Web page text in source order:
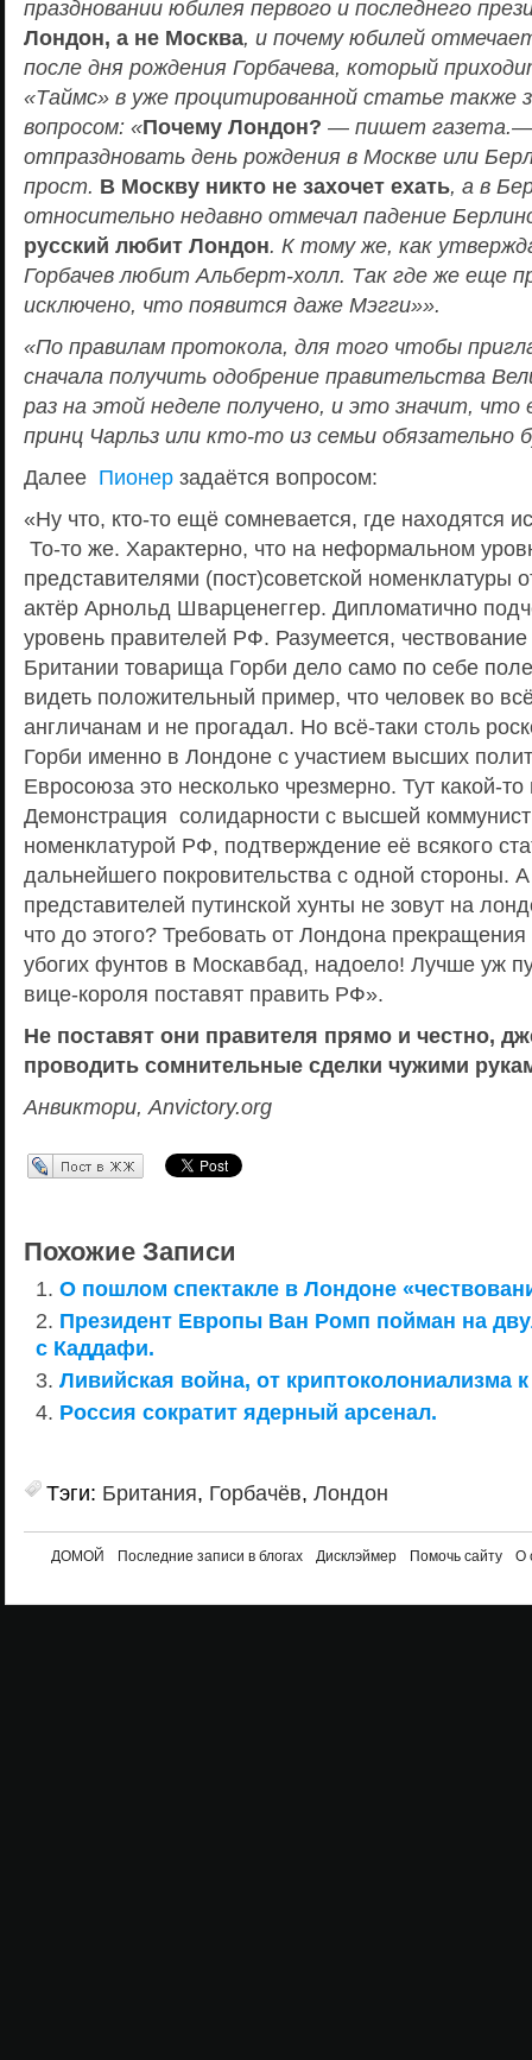
праздновании юбилея первого и последнего
Лондон, а не Москва, и почему юбилей
после дня рождения Горбачева, который
«Таймс» в уже процитированной статье также
вопросом: «Почему Лондон? — пишет газета.—
отпраздновать день рождения в Москве или
прост. В Москву никто не захочет ехать, а в
относительно недавно отмечал падение
русский любит Лондон. К тому же, как
Горбачев любит Альберт-холл. Так где же еще
исключено, что появится даже Мэгги»».
«По правилам протокола, для того чтобы
сначала получить одобрение правительства
раз на этой неделе получено, и это значит, что
принц Чарльз или кто-то из семьи обязательно
Далее Пионер задаётся вопросом:
«Ну что, кто-то ещё сомневается, где находятся
То-то же. Характерно, что на неформальном
представителями (пост)советской номенклатуры
актёр Арнольд Шварценеггер. Дипломатично
уровень правителей РФ. Разумеется, чествование
Британии товарища Горби дело само по себе
видеть положительный пример, что человек во
англичанам и не прогадал. Но всё-таки столь
Горби именно в Лондоне с участием высших
Евросоюза это несколько чрезмерно. Тут какой-то
Демонстрация солидарности с высшей
номенклатурой РФ, подтверждение её всякого
дальнейшего покровительства с одной стороны. А
представителей путинской хунты не зовут на
что до этого? Требовать от Лондона прекращения
убогих фунтов в Москавбад, надоело! Лучше уж
вице-короля поставят править РФ».
Не поставят они правителя прямо и честно,
проводить сомнительные сделки чужими
Анвиктори, Anvictory.org
Перепост в ЖЖ
Похожие Записи
О пошлом спектакле в Лондоне
Президент Европы Ван Ромп пойман на
с Каддафи.
Ливийская война, от криптоколониализма
Россия сократит ядерный арсенал.
Тэги: Британия, Горбачёв, Лондон
ДОМОЙ Последние записи в блогах Дисклэймер Помочь сайту О